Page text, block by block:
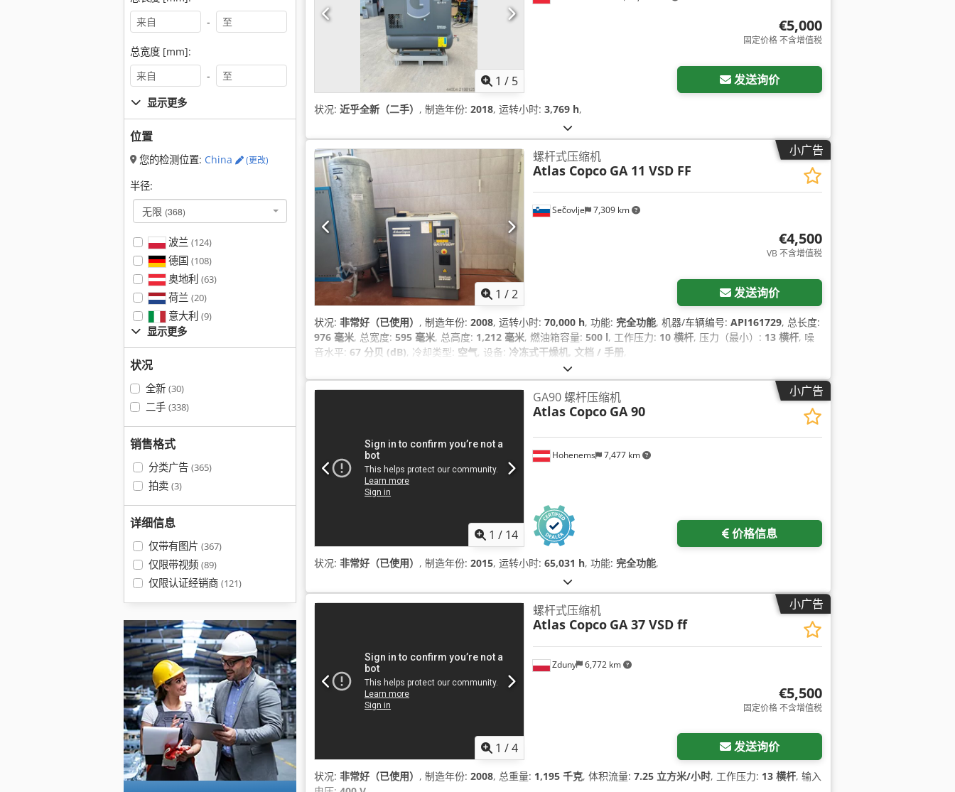
-
总宽度 [mm]:
-
显示更多
位置
您的检测位置: China (更改)
半径:
无限 (368)
波兰 (124)
德国 (108)
奥地利 (63)
荷兰 (20)
意大利 (9)
显示更多
状况
全新 (30)
二手 (338)
销售格式
分类广告 (365)
拍卖 (3)
详细信息
仅带有图片 (367)
仅限带视频 (89)
仅限认证经销商 (121)
1 / 5
€5,000
固定价格 不含增值税
发送询价
状况: 近乎全新（二手） , 制造年份: 2018, 运转小时: 3,769 h,
小广告
请求更多图片
1 /2
Sečovlje 7,309 km
螺杆式压缩机
Atlas Copco GA 11 VSD FF
€4,500
VB 不含增值税
发送询价
状况: 非常好（已使用） , 制造年份: 2008, 运转小时: 70,000 h, 功能: 完全功能, 机器/车辆编号: API161729, 总长度:
976 毫米, 总宽度: 595 毫米, 总高度: 1,212 毫米, 燃油箱容量: 500 l, 工作压力: 10 横杆, 压力（最小）: 13 横杆, 噪
音水平: 67 分贝 (dB), 冷却类型: 空气, 设备: 冷冻式干燥机, 文档 / 手册,
小广告
1 / 14
Hohenems 7,477 km
GA90 螺杆压缩机
Atlas Copco GA 90
价格信息
状况: 非常好（已使用） , 制造年份: 2015, 运转小时: 65,031 h, 功能: 完全功能,
小广告
1 /4
Zduny 6,772 km
螺杆式压缩机
Atlas Copco GA 37 VSD ff
€5,500
固定价格 不含增值税
发送询价
状况: 非常好（已使用） , 制造年份: 2008, 总重量: 1,195 千克, 体积流量: 7.25 立方米/小时, 工作压力: 13 横杆, 输入